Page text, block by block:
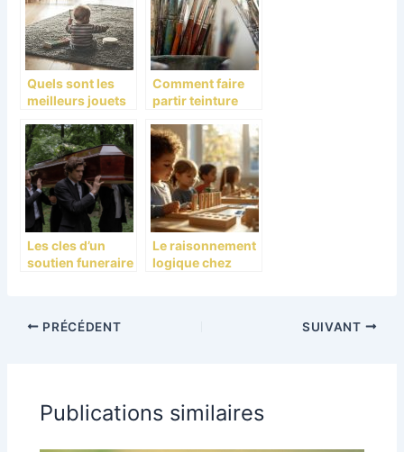
Quels sont les
meilleurs jouets
un enfant de bas
age ?
Comment faire
partir teinture
Les cles d’un
soutien funeraire
bienveillant
Le raisonnement
logique chez
PRÉCÉDENT SUIVANT
Publications similaires